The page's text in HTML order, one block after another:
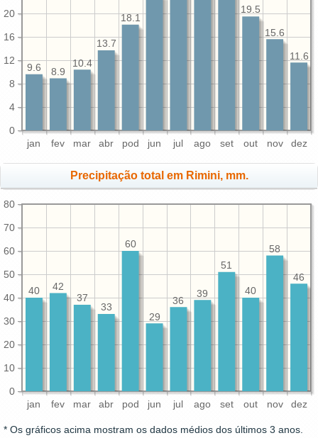
jan fev mar abr pod jun jul ago set out nov dez
0
4
8
12
16
20
11.6
15.6
19.5
18.1
13.7
10.4
8.9
9.6
Precipitação total em Rimini, mm.
jan fev mar abr pod jun jul ago set out nov dez
0
10
20
30
40
50
60
70
80
46
58
40
51
39
36
29
60
33
37
42
40
* Os gráficos acima mostram os dados médios dos últimos 3 anos.